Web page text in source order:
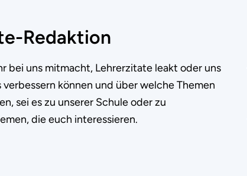
Redaktion
bei uns mitmacht, Lehrerzitate leakt oder uns
können und über welche Themen
sei es zu unserer Schule oder zu
die euch interessieren.